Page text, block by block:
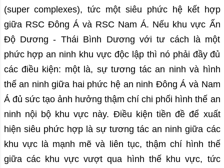
(super complexes), tức một siêu phức hệ kết hợp
giữa RSC Đông Á và RSC Nam Á. Nếu khu vực Ấn
Độ Dương - Thái Bình Dương với tư cách là một
phức hợp an ninh khu vực độc lập thì nó phải đầy đủ
các điều kiện: một là, sự tương tác an ninh và hình
thế an ninh giữa hai phức hệ an ninh Đông Á và Nam
Á đủ sức tạo ảnh hưởng thậm chí chi phối hình thế an
ninh nội bộ khu vực này. Điều kiện tiền đề để xuất
hiện siêu phức hợp là sự tương tác an ninh giữa các
khu vực là mạnh mẽ và liên tục, thậm chí hình thế
giữa các khu vực vượt qua hình thế khu vực, tức